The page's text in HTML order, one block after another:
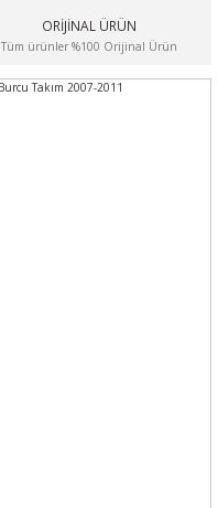
ORİJİNAL ÜRÜN
Tüm ürünler %100 Orijinal Ürün